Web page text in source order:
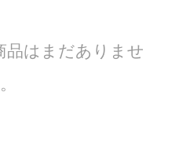
品はまだありませ